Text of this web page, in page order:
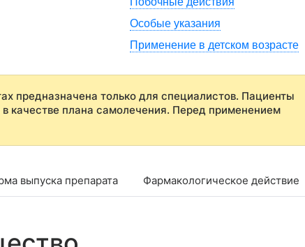
Особые указания
Применение в детском возрасте
предназначена только для специалистов. Пациенты
качестве плана самолечения. Перед применением
выпуска препарата Фармакологическое действие